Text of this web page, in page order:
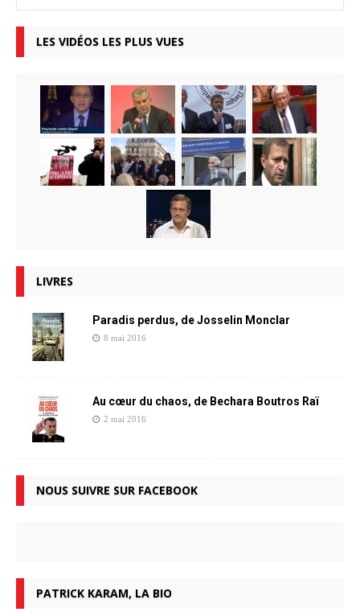
LES VIDÉOS LES PLUS VUES
LIVRES
Paradis perdus, de Josselin Monclar
8 mai 2016
Au cœur du chaos, de Bechara Boutros Raï
2 mai 2016
NOUS SUIVRE SUR FACEBOOK
PATRICK KARAM, LA BIO